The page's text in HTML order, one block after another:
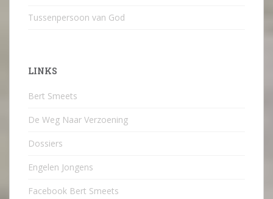
Tussenpersoon van God
LINKS
Bert Smeets
De Weg Naar Verzoening
Dossiers
Engelen Jongens
Facebook Bert Smeets